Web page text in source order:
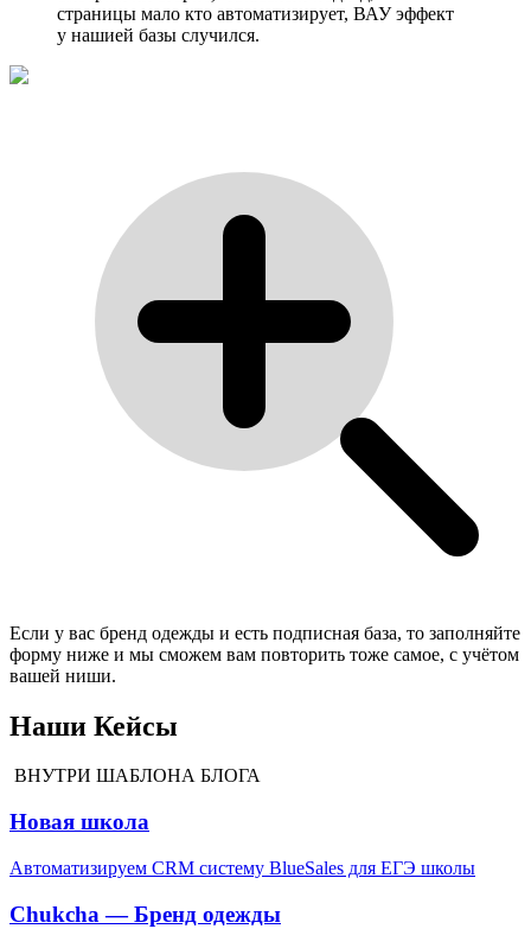
страницы мало кто автоматизирует, ВАУ эффект
у нашией базы случился.
Если у вас бренд одежды и есть подписная база, то заполняйте
форму ниже и мы сможем вам повторить тоже самое, с учётом
вашей ниши.
Наши Кейсы
ВНУТРИ ШАБЛОНА БЛОГА
Новая школа
Автоматизируем CRM систему BlueSales для ЕГЭ школы
Chukcha — Бренд одежды